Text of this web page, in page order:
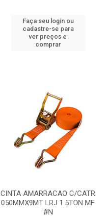
Faça seu login ou
cadastre-se para
ver preços e
comprar
CINTA AMARRACAO C/CATR
050MMX9MT LRJ 1.5TON MF
#N